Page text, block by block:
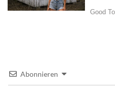
Abonnieren